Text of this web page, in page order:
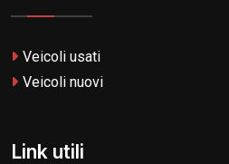
Veicoli usati
Veicoli nuovi
Link utili